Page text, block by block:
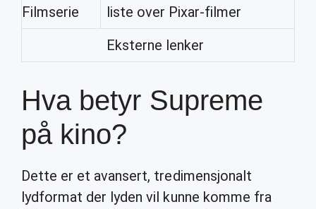
Filmserie
liste over Pixar-filmer
Eksterne lenker
Hva betyr Supreme
på kino?
Dette er et avansert, tredimensjonalt
lydformat der lyden vil kunne komme fra